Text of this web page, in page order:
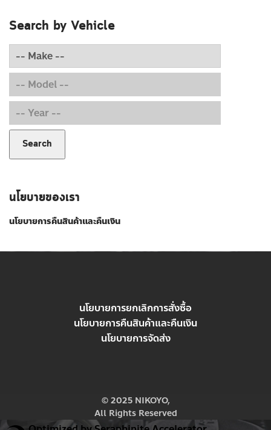
Search by Vehicle
Search
นโยบายของเรา
นโยบายการคืนสินค้าและคืนเงิน
นโยบายการยกเลิกการสั่งซื้อ
นโยบายการคืนสินค้าและคืนเงิน
นโยบายการจัดส่ง
© 2025 NIKOYO,
All Rights Reserved